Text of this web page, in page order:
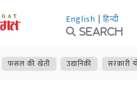
English | हिन्दी
Search
फसल की खेती उद्यानिकी सरकारी